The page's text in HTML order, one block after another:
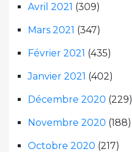
Avril 2021 (309)
Mars 2021 (347)
Février 2021 (435)
Janvier 2021 (402)
Décembre 2020 (229)
Novembre 2020 (188)
Octobre 2020 (217)